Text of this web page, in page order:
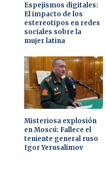
Espejismos digitales:
El impacto de los
estereotipos en redes
sociales sobre la
mujer latina
Misteriosa explosión
en Moscú: Fallece el
teniente general ruso
Igor Yerusalimov